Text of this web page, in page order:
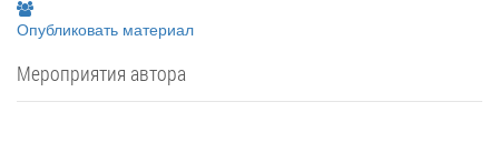
Опубликовать материал
Мероприятия автора